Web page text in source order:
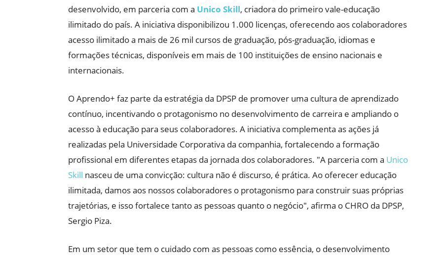
desenvolvido, em parceria com a Unico Skill, criadora do primeiro vale-educação
ilimitado do país. A iniciativa disponibilizou 1.000 licenças, oferecendo aos colaboradores
acesso ilimitado a mais de 26 mil cursos de graduação, pós-graduação, idiomas e
formações técnicas, disponíveis em mais de 100 instituições de ensino nacionais e
internacionais.
O Aprendo+ faz parte da estratégia da DPSP de promover uma cultura de aprendizado
contínuo, incentivando o protagonismo no desenvolvimento de carreira e ampliando o
acesso à educação para seus colaboradores. A iniciativa complementa as ações já
realizadas pela Universidade Corporativa da companhia, fortalecendo a formação
profissional em diferentes etapas da jornada dos colaboradores. "A parceria com a Unico
Skill nasceu de uma convicção: cultura não é discurso, é prática. Ao oferecer educação
ilimitada, damos aos nossos colaboradores o protagonismo para construir suas próprias
trajetórias, e isso fortalece tanto as pessoas quanto o negócio", afirma o CHRO da DPSP,
Sergio Piza.
Em um setor que tem o cuidado com as pessoas como essência, o desenvolvimento